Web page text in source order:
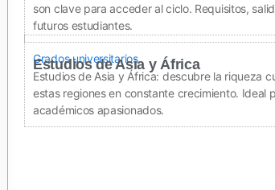
son clave para acceder al ciclo. Requisitos,
futuros estudiantes.
Grados universitarios
Estudios de Asia y África
Estudios de Asia y África: descubre la riqueza
estas regiones en constante crecimiento. Ideal
académicos apasionados.